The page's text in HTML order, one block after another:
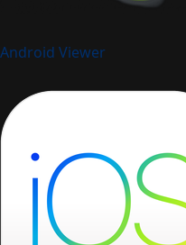
Android Viewer